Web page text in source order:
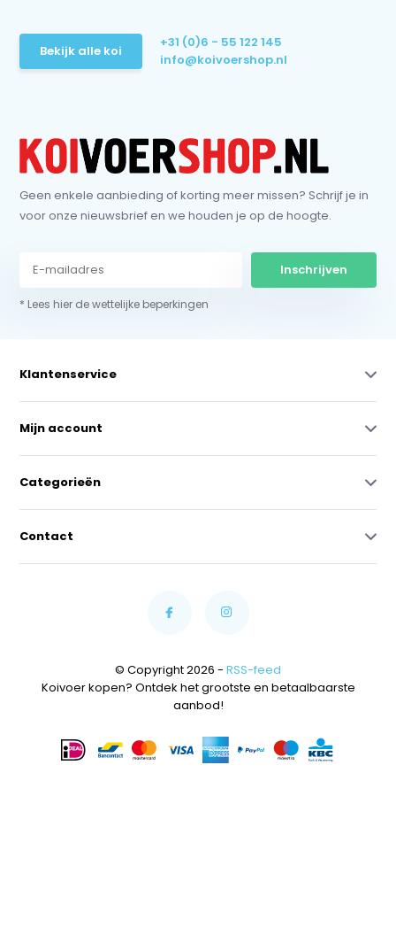
Bekijk alle koi
+31 (0)6 - 55 122 145
info@koivoershop.nl
Geen enkele aanbieding of korting meer missen? Schrijf je in
voor onze nieuwsbrief en we houden je op de hoogte.
Inschrijven
* Lees hier de wettelijke beperkingen
Klantenservice
Mijn account
Categorieën
Contact
© Copyright 2026 - RSS-feed
Koivoer kopen? Ontdek het grootste en betaalbaarste
aanbod!